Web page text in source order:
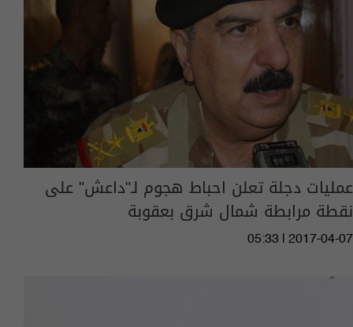
عمليات دجلة تعلن احباط هجوم لـ"داعش" على
نقطة مرابطة شمال شرق بعقوبة
05:33 | 2017-04-07